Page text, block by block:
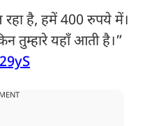
रहा है, हमें 400 रुपये में।
तुम्हारे यहाँ आती है।”